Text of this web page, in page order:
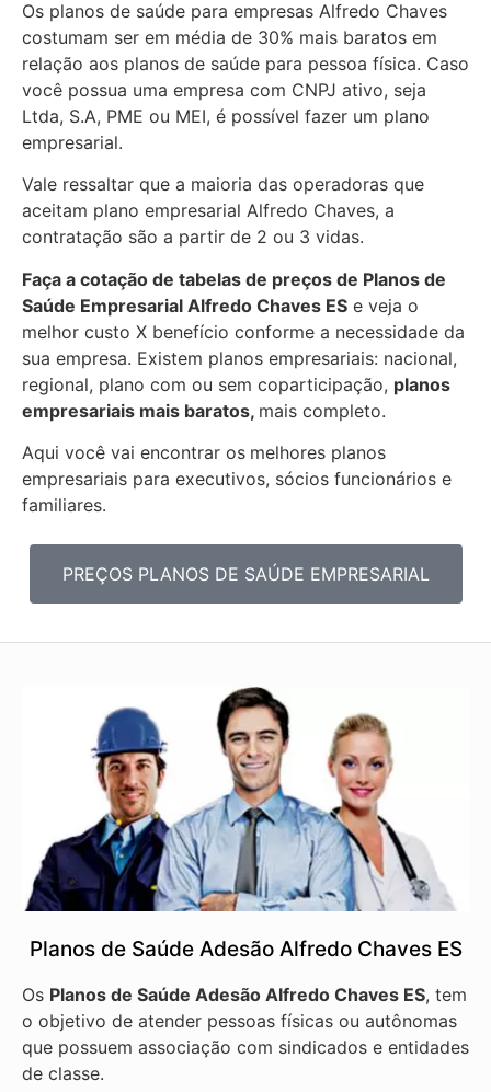
Os planos de saúde para empresas Alfredo Chaves
costumam ser em média de 30% mais baratos em
relação aos planos de saúde para pessoa física. Caso
você possua uma empresa com CNPJ ativo, seja
Ltda, S.A, PME ou MEI, é possível fazer um plano
empresarial.
Vale ressaltar que a maioria das operadoras que
aceitam plano empresarial Alfredo Chaves, a
contratação são a partir de 2 ou 3 vidas.
Faça a cotação de tabelas de preços de Planos de
Saúde Empresarial Alfredo Chaves ES e veja o
melhor custo X benefício conforme a necessidade da
sua empresa. Existem planos empresariais: nacional,
regional, plano com ou sem coparticipação, planos
empresariais mais baratos, mais completo.
Aqui você vai encontrar os melhores planos
empresariais para executivos, sócios funcionários e
familiares.
PREÇOS PLANOS DE SAÚDE EMPRESARIAL
Planos de Saúde Adesão Alfredo Chaves ES
Os Planos de Saúde Adesão Alfredo Chaves ES, tem
o objetivo de atender pessoas físicas ou autônomas
que possuem associação com sindicados e entidades
de classe.